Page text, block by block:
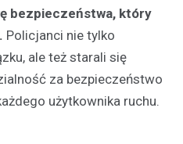
bezpieczeństwa, który
Policjanci nie tylko
ale też starali się
za bezpieczeństwo
użytkownika ruchu.